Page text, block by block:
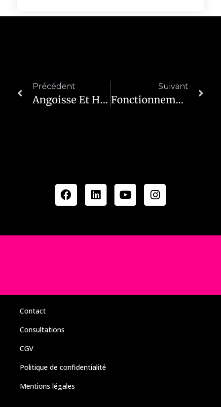
Précédent
Angoisse Et Hypnose
Suivant
Fonctionnement Du Cerveau En État D’hypnose
Contact
Consultations
CGV
Politique de confidentialité
Mentions légales